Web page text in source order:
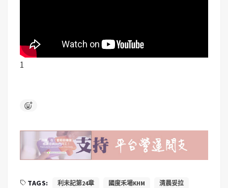
1
TAGS: 利未記第24章 國度禾場KHM 清晨妥拉